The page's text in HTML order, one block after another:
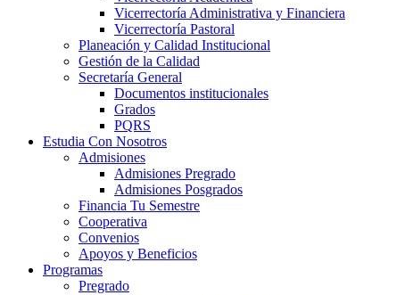
Vicerrectoría Administrativa y Financiera
Vicerrectoría Pastoral
Planeación y Calidad Institucional
Gestión de la Calidad
Secretaría General
Documentos institucionales
Grados
PQRS
Estudia Con Nosotros
Admisiones
Admisiones Pregrado
Admisiones Posgrados
Financia Tu Semestre
Cooperativa
Convenios
Apoyos y Beneficios
Programas
Pregrado